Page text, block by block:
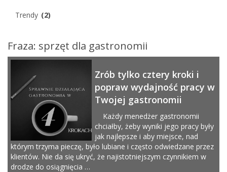
Trendy (2)
Fraza: sprzęt dla gastronomii
Zrób tylko cztery kroki i
popraw wydajność pracy w
Twojej gastronomii
Każdy menedżer gastronomii
chciałby, żeby wyniki jego pracy były
jak najlepsze i aby miejsce, nad
którym trzyma pieczę, było lubiane i często odwiedzane przez
klientów. Nie da się ukryć, że najistotniejszym czynnikiem w
drodze do osiągnięcia …